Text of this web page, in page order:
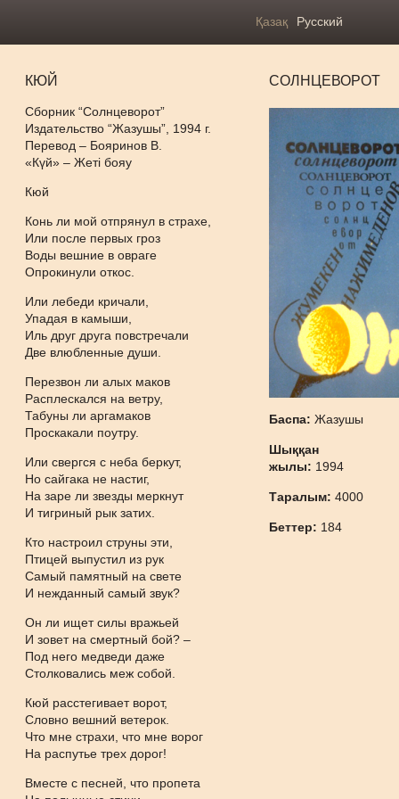
Қазақ Русский
КЮЙ
Сборник “Солнцеворот”
Издательство “Жазушы”, 1994 г.
Перевод – Бояринов В.
«Күй» – Жеті бояу
Кюй
Конь ли мой отпрянул в страхе,
Или после первых гроз
Воды вешние в овраге
Опрокинули откос.
Или лебеди кричали,
Упадая в камыши,
Иль друг друга повстречали
Две влюбленные души.
Перезвон ли алых маков
Расплескался на ветру,
Табуны ли аргамаков
Проскакали поутру.
Или свергся с неба беркут,
Но сайгака не настиг,
На заре ли звезды меркнут
И тигриный рык затих.
Кто настроил струны эти,
Птицей выпустил из рук
Самый памятный на свете
И нежданный самый звук?
Он ли ищет силы вражьей
И зовет на смертный бой? –
Под него медведи даже
Столковались меж собой.
Кюй расстегивает ворот,
Словно вешний ветерок.
Что мне страхи, что мне ворог
На распутье трех дорог!
Вместе с песней, что пропета
СОЛНЦЕВОРОТ
Баспа:Жазушы
Шыққан
жылы: 1994
Таралым:4000
Беттер: 184